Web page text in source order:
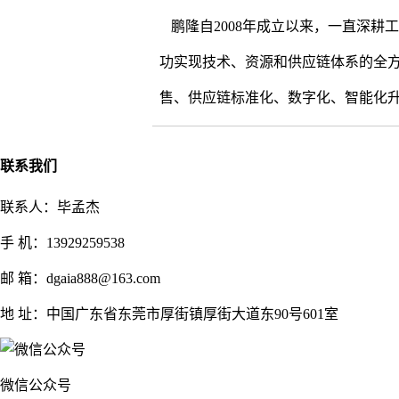
鹏隆自2008年成立以来，一直深耕
功实现技术、资源和供应链体系的全
售、供应链标准化、数字化、智能化
联系我们
联系人：毕孟杰
手 机：13929259538
邮 箱：dgaia888@163.com
地 址：中国广东省东莞市厚街镇厚街大道东90号601室
微信公众号